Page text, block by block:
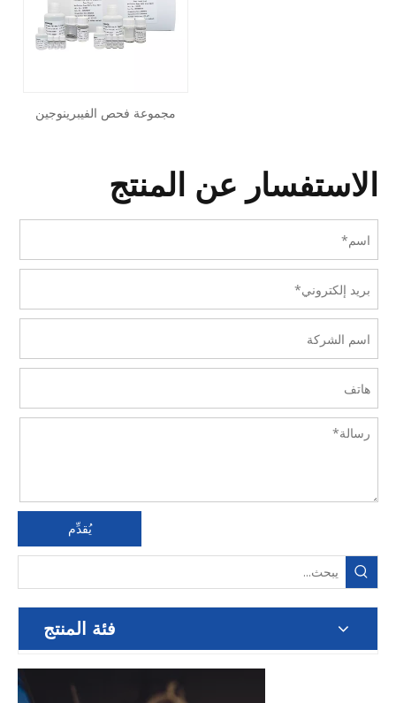
مجموعة فحص الفيبرينوجين
الاستفسار عن المنتج
يُقدِّم
فئة المنتج